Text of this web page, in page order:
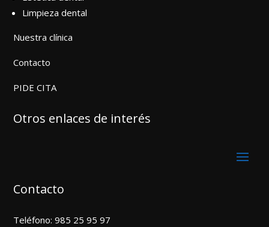
Limpieza dental
Nuestra clínica
Contacto
PIDE CITA
Otros enlaces de interés
Contacto
Teléfono: 985 25 95 97